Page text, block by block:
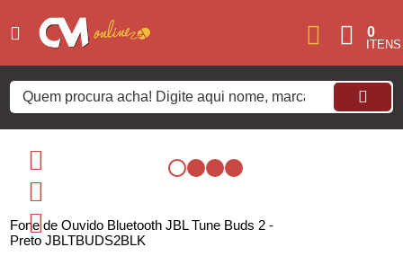
0
Fone de Ouvido Bluetooth JBL Tune Buds 2 -
Preto JBLTBUDS2BLK